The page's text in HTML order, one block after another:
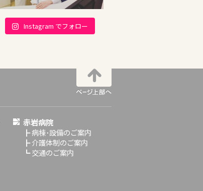
Instagram でフォロー
赤岩病院
┣病棟･設備のご案内
┣介護体制のご案内
┗交通のご案内